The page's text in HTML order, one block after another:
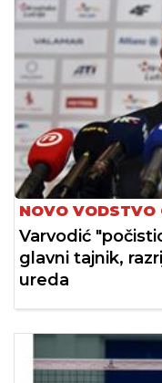
NOVO VODSTVO
Varvodić
glavni tajnik,
ureda